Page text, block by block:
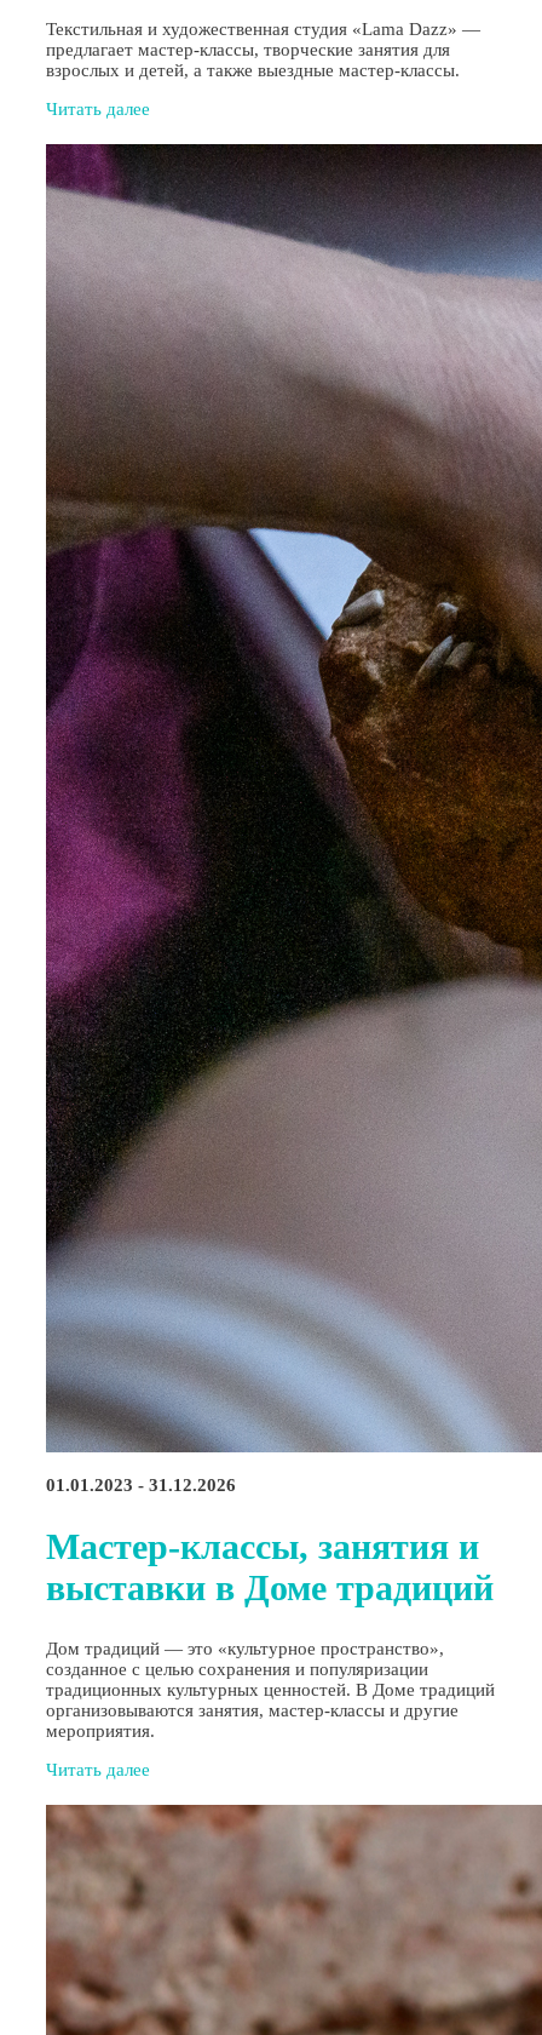
Текстильная и художественная студия «Lama Dazz» —
предлагает мастер-классы, творческие занятия для
взрослых и детей, а также выездные мастер-классы.
Читать далее
01.01.2023 - 31.12.2026
Мастер-классы, занятия и
выставки в Доме традиций
Дом традиций — это «культурное пространство»,
созданное с целью сохранения и популяризации
традиционных культурных ценностей. В Доме традиций
организовываются занятия, мастер-классы и другие
мероприятия.
Читать далее